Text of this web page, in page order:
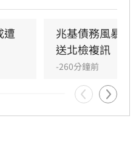
犯侵占與背信罪，檢方
押禁見。林佑任則以
集團因發現兆基內部
李文詳辭去兆基董事長
遭
兆基債務風暴
送北檢複訊
-260分鐘前